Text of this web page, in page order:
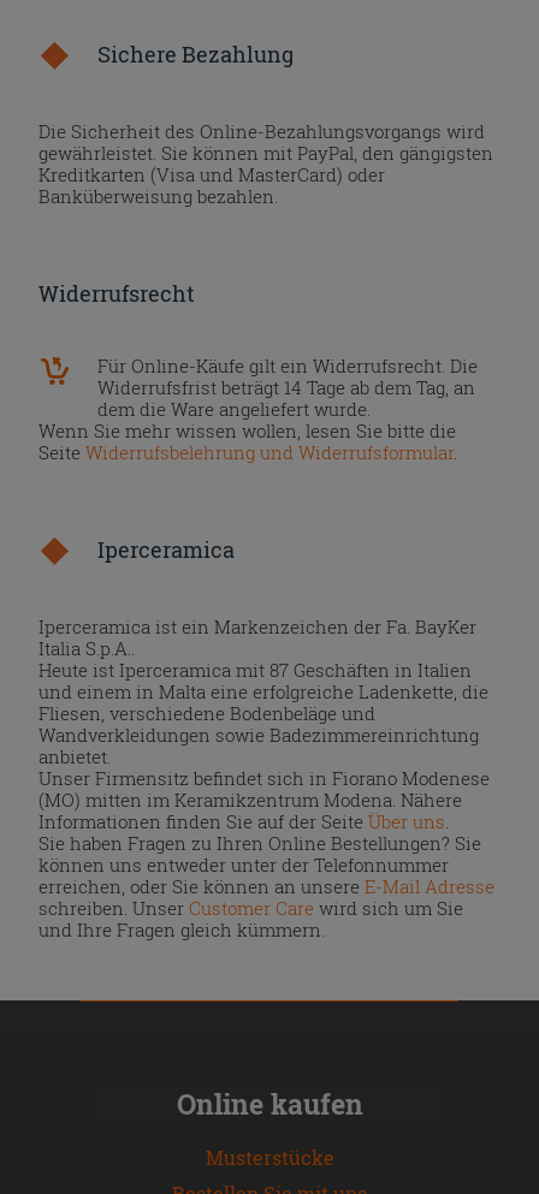
Sichere Bezahlung
Die Sicherheit des Online-Bezahlungsvorgangs wird
gewährleistet. Sie können mit PayPal, den gängigsten
Kreditkarten (Visa und MasterCard) oder
Banküberweisung bezahlen.
Widerrufsrecht
Für Online-Käufe gilt ein Widerrufsrecht. Die
Widerrufsfrist beträgt 14 Tage ab dem Tag, an
dem die Ware angeliefert wurde.
Wenn Sie mehr wissen wollen, lesen Sie bitte die
SeiteWiderrufsbelehrung und Widerrufsformular.
Iperceramica
Iperceramica ist ein Markenzeichen der Fa. BayKer
Italia S.p.A..
Heute ist Iperceramica mit 87 Geschäften in Italien
und einem in Malta eine erfolgreiche Ladenkette, die
Fliesen, verschiedene Bodenbeläge und
Wandverkleidungen sowie Badezimmereinrichtung
anbietet.
Unser Firmensitz befindet sich in Fiorano Modenese
(MO) mitten im Keramikzentrum Modena. Nähere
Informationen finden Sie auf der Seite Über uns
Sie haben Fragen zu Ihren Online Bestellungen? Sie
können uns entweder unter der Telefonnummer
erreichen, oder Sie können an unsereE-Mail Adresse
schreiben. UnserCustomer Care wird sich um Sie
und Ihre Fragen gleich kümmern.
Online kaufen
Musterstücke